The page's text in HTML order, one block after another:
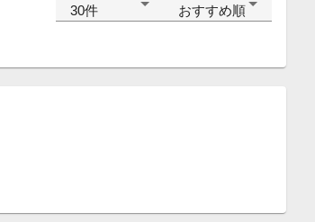
30件 おすすめ順